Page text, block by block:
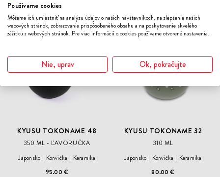
Novinka
ODOBER
DO
ZOZNAMU
KYUSU TOKONAME 48
350 ML - ĽAVORUČKA
Japonsko
Konvička
Keramika
95.00 €
KYUSU TOKONAME 32
310 ML
Japonsko
Konvička
Keramika
80.00 €
Používame cookies
Môžeme ich umiestniť na analýzu údajov o našich návštevníkoch, na zlepšenie našich
webových stránok, zobrazovanie prispôsobeného obsahu a na poskytovanie skvelého
zážitku z webových stránok. Pre viac informácií o cookies používame otvorené nastavenia.
Nie, uprav Ok, pokračujte